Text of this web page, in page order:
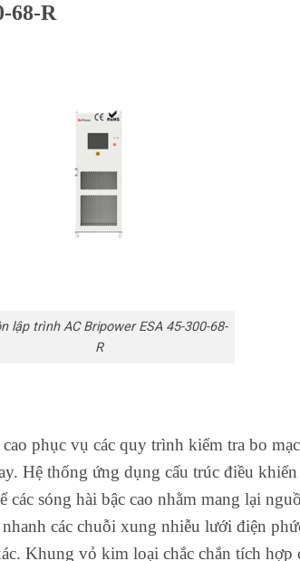
68-R
lập trình AC Bripower ESA 45-300-68-
R
phục vụ các quy trình kiểm tra bo
Hệ thống ứng dụng cấu trúc điều
sóng hài bậc cao nhằm mang lại
các chuỗi xung nhiễu lưới điện
Khung vỏ kim loại chắc chắn tích hợp